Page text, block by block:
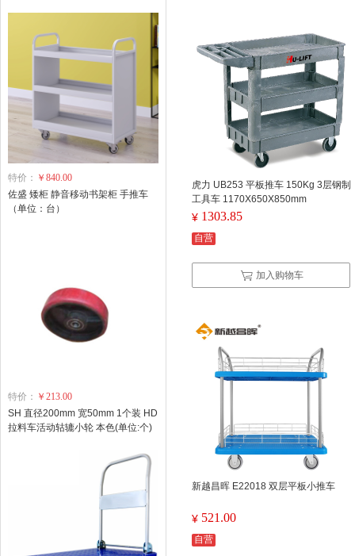
虎力 UB253 平板推车 150Kg 3层钢制
工具车 1170X650X850mm
¥ 1303.85
自营
加入购物车
新越昌晖 E22018 双层平板小推车
¥ 521.00
自营
特价： ￥840.00
佐盛 矮柜 静音移动书架柜 手推车
（单位：台）
特价： ￥213.00
SH 直径200mm 宽50mm 1个装 HD
拉料车活动轱辘小轮 本色(单位:个)